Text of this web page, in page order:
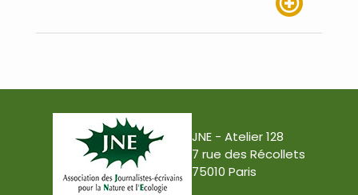
JNE - Atelier 128
7 rue des Récollets
75010 Paris